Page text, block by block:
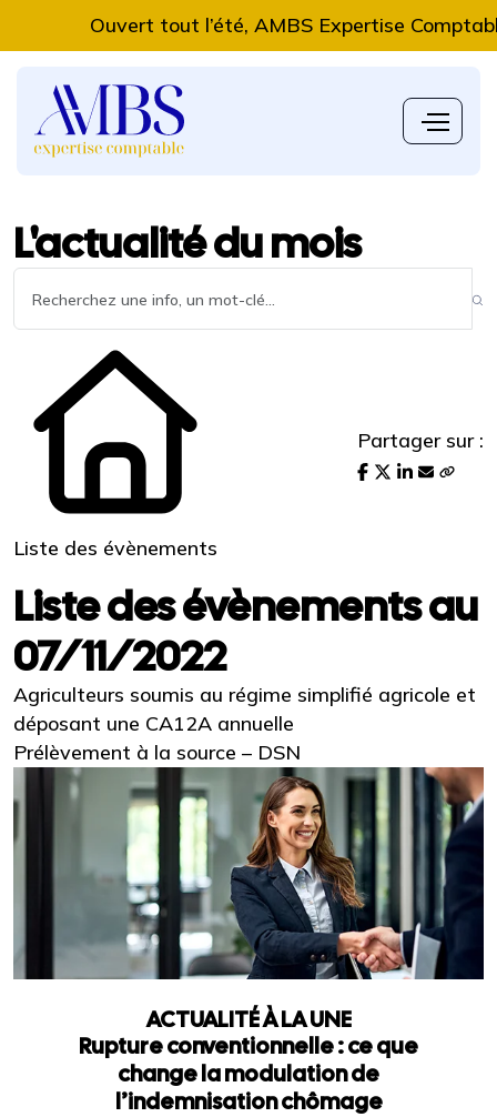
Ouvert tout l’été, AMBS Expertise Comptable
L'actualité du mois
Liste des évènements
Partager sur :
Liste des évènements au
07/11/2022
Agriculteurs soumis au régime simplifié agricole et
déposant une CA12A annuelle
Prélèvement à la source – DSN
ACTUALITÉ À LA UNE
Rupture conventionnelle : ce que
change la modulation de
l’indemnisation chômage